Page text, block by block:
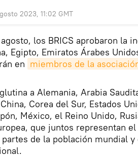
2023, 11:02 GMT
los BRICS aprobaron la
Egipto, Emiratos Árabes
en miembros de la
a Alemania, Arabia
Corea del Sur, Estados
México, el Reino Unido,
que juntos representan el
de la población mundial